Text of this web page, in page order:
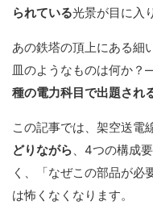
られている光景が目に入
あの鉄塔の頂上にある細
皿のようなものは何か？
種の電力科目で出題され
この記事では、架空送電
どりながら、4つの構成
く、「なぜこの部品が必
は怖くなくなります。